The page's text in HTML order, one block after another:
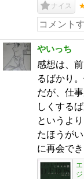
ナイス
やいっち
感想は、
るばかり
だが、仕
しくする
というよ
たほうが
に再会で